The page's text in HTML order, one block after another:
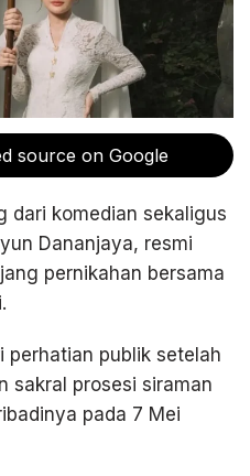
source on Google
dari komedian sekaligus
Dananjaya, resmi
pernikahan bersama
perhatian publik setelah
sakral prosesi siraman
pada 7 Mei